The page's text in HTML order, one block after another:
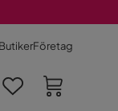
ButikerFöretag